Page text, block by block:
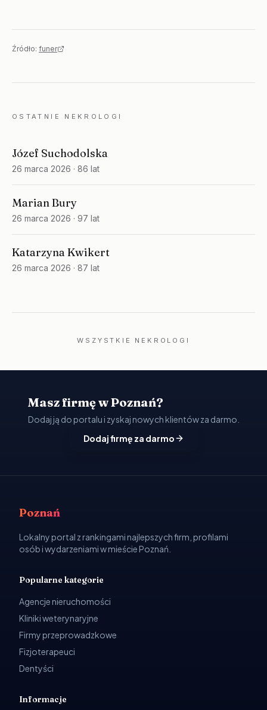
Źródło: funer
OSTATNIE NEKROLOGI
Józef Suchodolska
26 marca 2026 · 86 lat
Marian Bury
26 marca 2026 · 97 lat
Katarzyna Kwikert
26 marca 2026 · 87 lat
WSZYSTKIE NEKROLOGI
Masz firmę w Poznań?
Dodaj ją do portalu i zyskaj nowych klientów za darmo.
Dodaj firmę za darmo
Poznań
Lokalny portal z rankingami najlepszych firm, profilami
osób i wydarzeniami w mieście Poznań.
Popularne kategorie
Agencje nieruchomości
Kliniki weterynaryjne
Firmy przeprowadzkowe
Fizjoterapeuci
Dentyści
Informacje